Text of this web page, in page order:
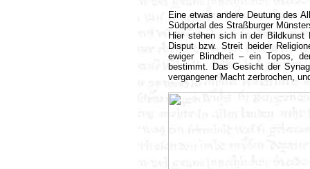
Eine etwas andere Deutung des
Südportal des Straßburger
Hier stehen sich in der Bildkunst
Disput bzw. Streit beider
ewiger Blindheit – ein Topos,
bestimmt. Das Gesicht der
vergangener Macht zerbrochen,